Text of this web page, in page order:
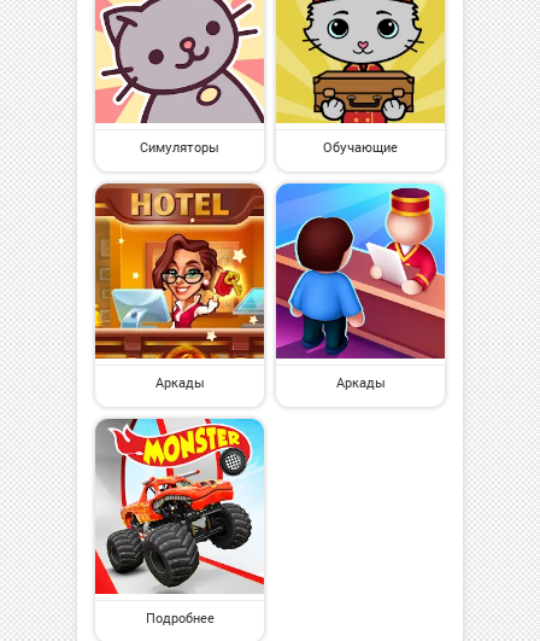
Симуляторы Обучающие
Аркады Аркады
Подробнее